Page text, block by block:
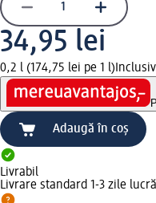
34,95 lei
0,2 l (174,75 lei pe 1 l)
Adaugă în coș
Livrabil
Livrare standard 1-3 zile